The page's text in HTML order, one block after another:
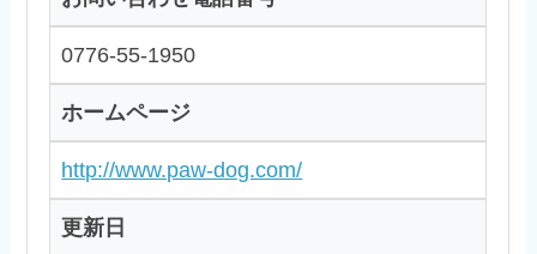
0776-55-1950
ホームページ
http://www.paw-dog.com/
更新日